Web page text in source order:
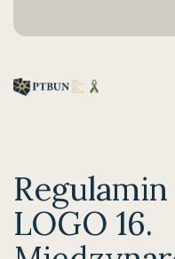
treści
LOGO 16.